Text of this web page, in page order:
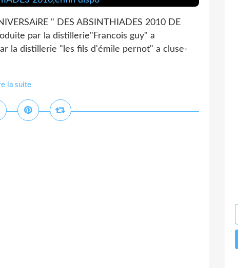
" DES ABSINTHIADES 2010 DE
par la distillerie"Francois guy" a
la distillerie "les fils d'émile pernot" a cluse-
la suite